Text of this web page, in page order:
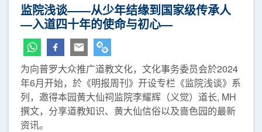
监院浅谈——从少年结缘到国家级传承人
—入道四十年的使命与初心—
为向普罗大众推广道教文化，文化事务委员会於2024
年6月开始，於《明报周刊》开设专栏《监院浅谈》系
列，邀得本园黄大仙祠监院李耀辉（义觉）道长, MH
撰文，分享道教知识、黄大仙信俗以及啬色园的最新
资讯。